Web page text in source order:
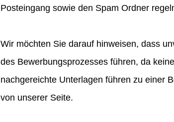
Posteingang sowie den Spam Ordner
Wir möchten Sie darauf hinweisen, dass
des Bewerbungsprozesses führen, da
nachgereichte Unterlagen führen zu einer
von unserer Seite.